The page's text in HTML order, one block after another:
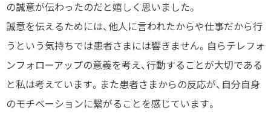
の誠意が伝わったのだと嬉しく思いました。
誠意を伝えるためには、他人に言われたからや仕事だから行
うという気持ちでは患者さまには響きません。自らテレフォ
ンフォローアップの意義を考え、行動することが大切である
と私は考えています。また患者さまからの反応が、自分自身
のモチベーションに繋がることを感じています。